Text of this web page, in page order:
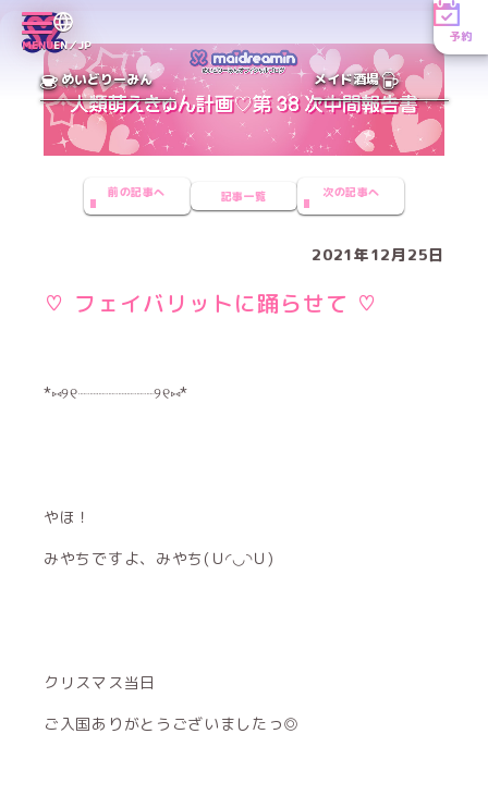
MENUEN／JP
予約
めいどりーみん メイド酒場
前の記事へ 記事一覧 次の記事へ
2021年12月25日
♡ フェイバリットに踊らせて ♡
*⑅︎୨୧┈︎┈︎┈︎┈︎┈︎┈︎┈︎┈︎୨୧⑅︎*
やほ！
みやちですよ、みやち(Ｕ◜◡◝Ｕ)
クリスマス当日
ご入国ありがとうございましたっ◎